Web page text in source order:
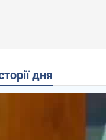
дня